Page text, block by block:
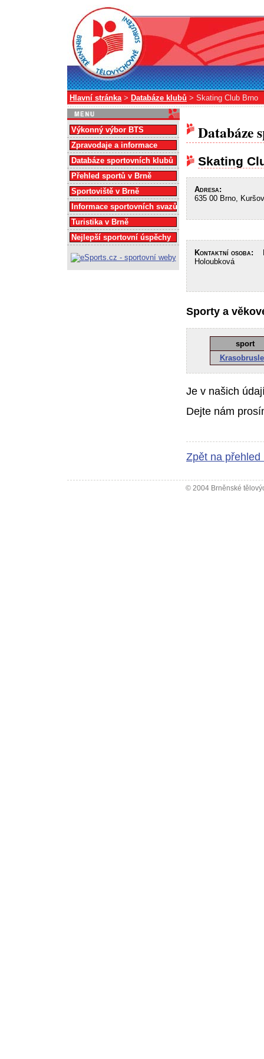
Hlavní stránka> Databáze klubů > Skating Club Brno
Databáze
Skating
Adresa:
635 00 Brno,
Kontaktní osoba:
Holoubková
Sporty a
sport
Je v našich
Dejte nám
Zpět na přehled
Výkonný výbor BTS
Zpravodaje a informace
Databáze sportovních klubů
Přehled sportů v Brně
Sportoviště v Brně
Informace sportovních svazů
Turistika v Brně
Nejlepší sportovní úspěchy
© 2004 Brněnské